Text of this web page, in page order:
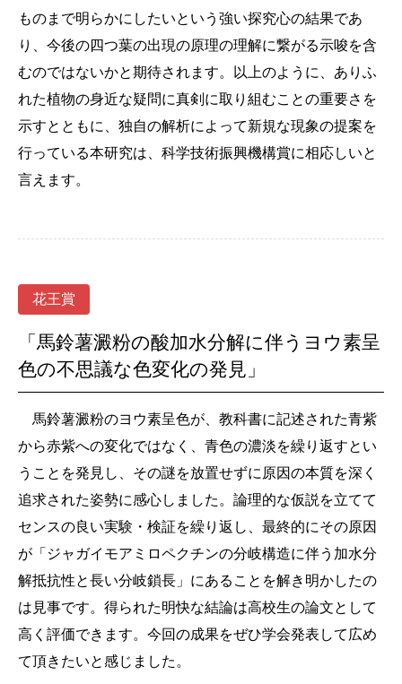
ものまで明らかにしたいという強い探究心の結果であ
り、今後の四つ葉の出現の原理の理解に繋がる示唆を含
むのではないかと期待されます。以上のように、ありふ
れた植物の身近な疑問に真剣に取り組むことの重要さを
示すとともに、独自の解析によって新規な現象の提案を
行っている本研究は、科学技術振興機構賞に相応しいと
言えます。
花王賞
「馬鈴薯澱粉の酸加水分解に伴うヨウ素呈
色の不思議な色変化の発見」
馬鈴薯澱粉のヨウ素呈色が、教科書に記述された青紫
から赤紫への変化ではなく、青色の濃淡を繰り返すとい
うことを発見し、その謎を放置せずに原因の本質を深く
追求された姿勢に感心しました。論理的な仮説を立てて
センスの良い実験・検証を繰り返し、最終的にその原因
が「ジャガイモアミロペクチンの分岐構造に伴う加水分
解抵抗性と長い分岐鎖長」にあることを解き明かしたの
は見事です。得られた明快な結論は高校生の論文として
高く評価できます。今回の成果をぜひ学会発表して広め
て頂きたいと感じました。